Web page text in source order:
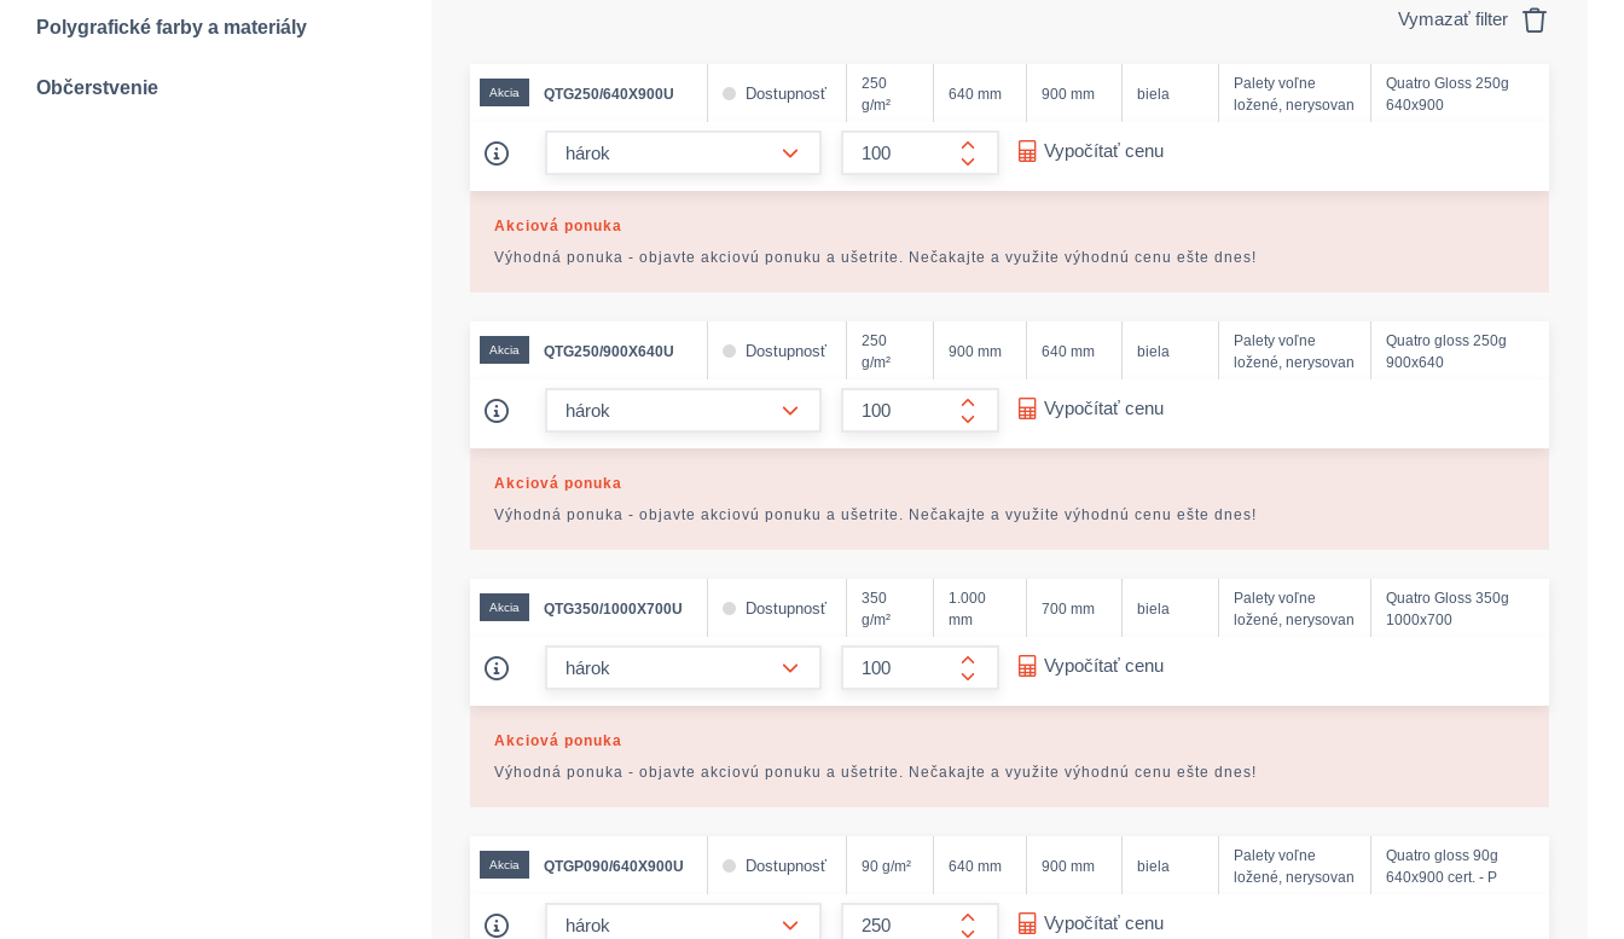
Polygrafické farby a materiály
Občerstvenie
Vymazať filter
Akcia QTG250/640X900U Dostupnosť
250
g/m²
640 mm 900 mm biela
Palety voľne
ložené, nerysovan
Quatro Gloss 250g
640x900
form.increase-amount
Vypočítať cenu
Akciová ponuka
Výhodná ponuka - objavte akciovú ponuku a ušetrite. Nečakajte a využite výhodnú cenu ešte dnes!
Akcia QTG250/900X640U Dostupnosť
250
g/m²
900 mm 640 mm biela
Palety voľne
ložené, nerysovan
Quatro gloss 250g
900x640
form.increase-amount
Vypočítať cenu
Akciová ponuka
Výhodná ponuka - objavte akciovú ponuku a ušetrite. Nečakajte a využite výhodnú cenu ešte dnes!
Akcia QTG350/1000X700U Dostupnosť
350
g/m²
1.000
mm
700 mm biela
Palety voľne
ložené, nerysovan
Quatro Gloss 350g
1000x700
form.increase-amount
Vypočítať cenu
Akciová ponuka
Výhodná ponuka - objavte akciovú ponuku a ušetrite. Nečakajte a využite výhodnú cenu ešte dnes!
Akcia QTGP090/640X900U Dostupnosť 90 g/m² 640 mm 900 mm biela
Palety voľne
ložené, nerysovan
Quatro gloss 90g
640x900 cert. - P
Vypočítať cenu